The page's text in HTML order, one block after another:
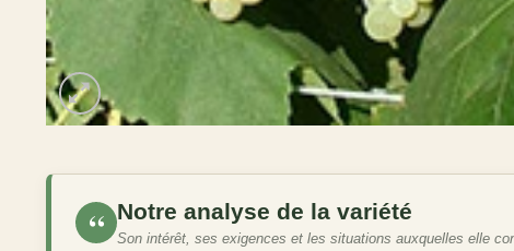
“ Notre analyse de la variété
Son intérêt, ses exigences et les situations auxquelles elle